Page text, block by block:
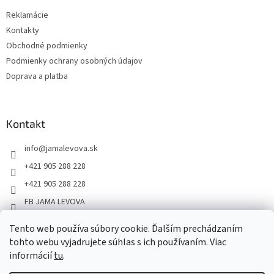
Tento web používa súbory cookie. Ďalším prechádzaním
tohto webu vyjadrujete súhlas s ich používaním. Viac
informáciítu.
Reklamácie
Kontakty
Obchodné podmienky
Podmienky ochrany osobných údajov
Doprava a platba
Kontakt
info@jamalevova.sk
+421 905 288 228
+421 905 288 228
FB JAMA LEVOVA
JamaLevova
+421905288228